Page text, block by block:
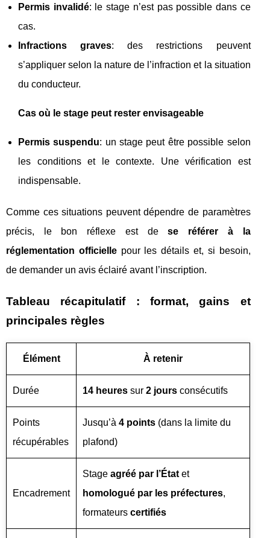
Permis invalidé: le stage n’est pas possible dans ce
cas.
Infractions graves: des restrictions peuvent
s’appliquer selon la nature de l’infraction et la situation
du conducteur.
Cas où le stage peut rester envisageable
Permis suspendu: un stage peut être possible selon
les conditions et le contexte. Une vérification est
indispensable.
Comme ces situations peuvent dépendre de paramètres
précis, le bon réflexe est dese référer à la
réglementation officiellepour les détails et, si besoin,
de demander un avis éclairé avant l’inscription.
Tableau récapitulatif : format, gains et
principales règles
Élément À retenir
Durée 14 heures sur 2 jours consécutifs
Points
récupérables
Jusqu’à 4 points (dans la limite du
plafond)
Encadrement
Stage agréé par l’État et
homologué par les préfectures,
formateurs certifiés